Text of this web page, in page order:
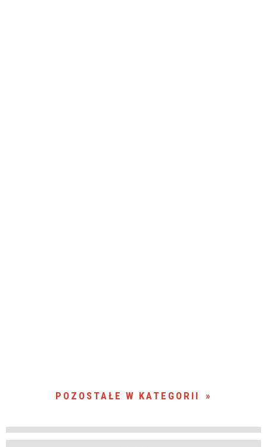
POZOSTAŁE W KATEGORII